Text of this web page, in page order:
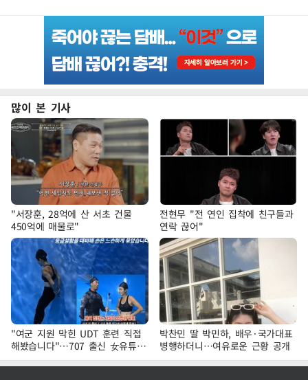
많이 본 기사
"서장훈, 28억에 산 서초 건물
450억에 매물로"
전현무 "전 연인 집착에 친구들과
연락 끊어"
"여군 지원 막힌 UDT 훈련 직접
해봤습니다"…707 출신 女유튜버
'완벽 소화'
박찬민 딸 박민하, 배우·국가대표
병행하더니…여유로운 근황 공개